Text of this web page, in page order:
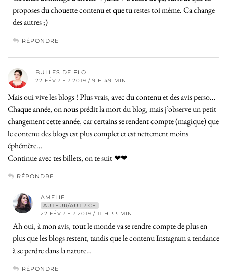
proposes du chouette contenu et que tu restes toi même. Ca change
des autres ;)
RÉPONDRE
BULLES DE FLO
22 FÉVRIER 2019 / 9 H 49 MIN
Mais oui vive les blogs ! Plus vrais, avec du contenu et des avis perso…
Chaque année, on nous prédit la mort du blog, mais j’observe un petit
changement cette année, car certains se rendent compte (magique) que
le contenu des blogs est plus complet et est nettement moins
éphémère…
Continue avec tes billets, on te suit ❤❤
RÉPONDRE
AMELIE
AUTEUR/AUTRICE
22 FÉVRIER 2019 / 11 H 33 MIN
Ah oui, à mon avis, tout le monde va se rendre compte de plus en
plus que les blogs restent, tandis que le contenu Instagram a tendance
à se perdre dans la nature…
RÉPONDRE